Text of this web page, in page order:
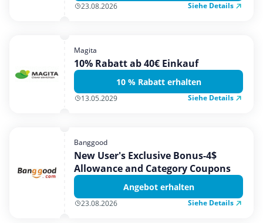
23.08.2026 Siehe Details
Magita
10% Rabatt ab 40€ Einkauf
10 % Rabatt erhalten
13.05.2029 Siehe Details
Banggood
New User's Exclusive Bonus-4$
Allowance and Category Coupons
Angebot erhalten
23.08.2026 Siehe Details